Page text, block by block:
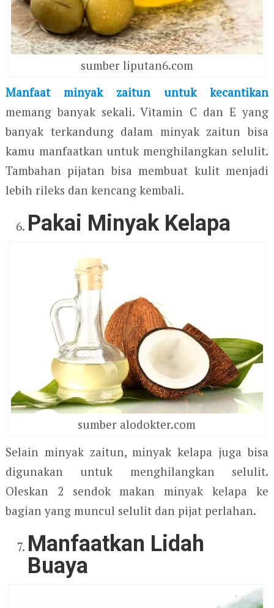
sumber liputan6.com
Manfaat minyak zaitun untuk kecantikan
memang banyak sekali. Vitamin C dan E yang
banyak terkandung dalam minyak zaitun bisa
kamu manfaatkan untuk menghilangkan selulit.
Tambahan pijatan bisa membuat kulit menjadi
lebih rileks dan kencang kembali.
Pakai Minyak Kelapa
sumber alodokter.com
Selain minyak zaitun, minyak kelapa juga bisa
digunakan untuk menghilangkan selulit.
Oleskan 2 sendok makan minyak kelapa ke
bagian yang muncul selulit dan pijat perlahan.
Manfaatkan Lidah
Buaya